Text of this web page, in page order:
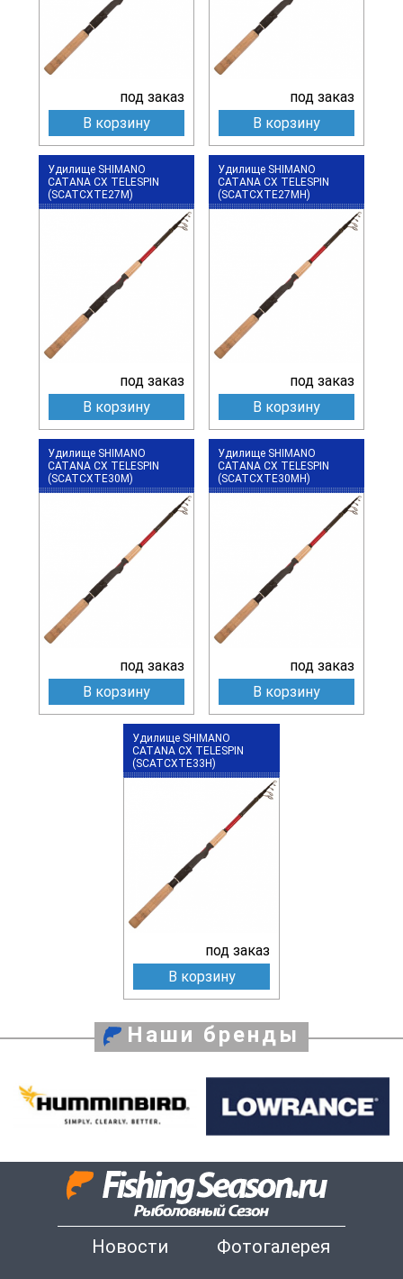
под заказ
В корзину
под заказ
В корзину
Удилище SHIMANO
CATANA CX TELESPIN
(SCATCXTE27M)
под заказ
В корзину
Удилище SHIMANO
CATANA CX TELESPIN
(SCATCXTE27MH)
под заказ
В корзину
Удилище SHIMANO
CATANA CX TELESPIN
(SCATCXTE30M)
под заказ
В корзину
Удилище SHIMANO
CATANA CX TELESPIN
(SCATCXTE30MH)
под заказ
В корзину
Удилище SHIMANO
CATANA CX TELESPIN
(SCATCXTE33H)
под заказ
В корзину
Наши бренды
Новости
Фотогалерея